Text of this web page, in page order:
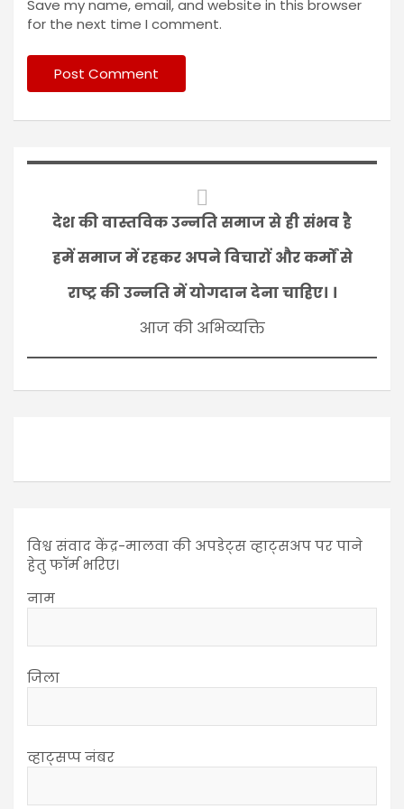
Save my name, email, and website in this browser
for the next time I comment.
देश की वास्तविक उन्नति समाज से ही संभव है
हमें समाज में रहकर अपने विचारों और कर्मों से
राष्ट्र की उन्नति में योगदान देना चाहिए। ।
आज की अभिव्यक्ति
विश्व संवाद केंद्र-मालवा की अपडेट्स व्हाट्सअप पर पाने
हेतु फॉर्म भरिए।
नाम
जिला
व्हाट्सप्प नंबर